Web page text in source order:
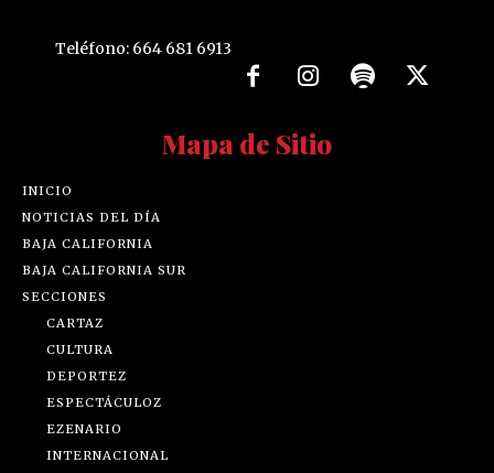
Teléfono: 664 681 6913
Mapa de Sitio
INICIO
NOTICIAS DEL DÍA
BAJA CALIFORNIA
BAJA CALIFORNIA SUR
SECCIONES
CARTAZ
CULTURA
DEPORTEZ
ESPECTÁCULOZ
EZENARIO
INTERNACIONAL